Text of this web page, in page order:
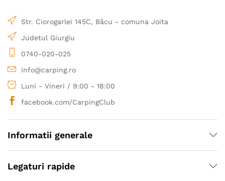
Str. Ciorogarlei 145C, Bâcu - comuna Joita
Judetul Giurgiu
0740-020-025
info@carping.ro
Luni - Vineri / 9:00 - 18:00
facebook.com/CarpingClub
Informatii generale
Legaturi rapide